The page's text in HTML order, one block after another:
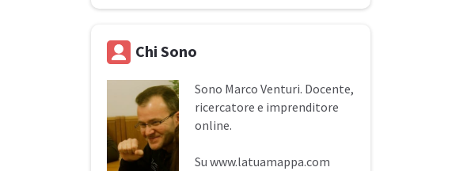
Chi Sono
Sono Marco Venturi. Docente,
ricercatore e imprenditore
online.
Su www.latuamappa.com